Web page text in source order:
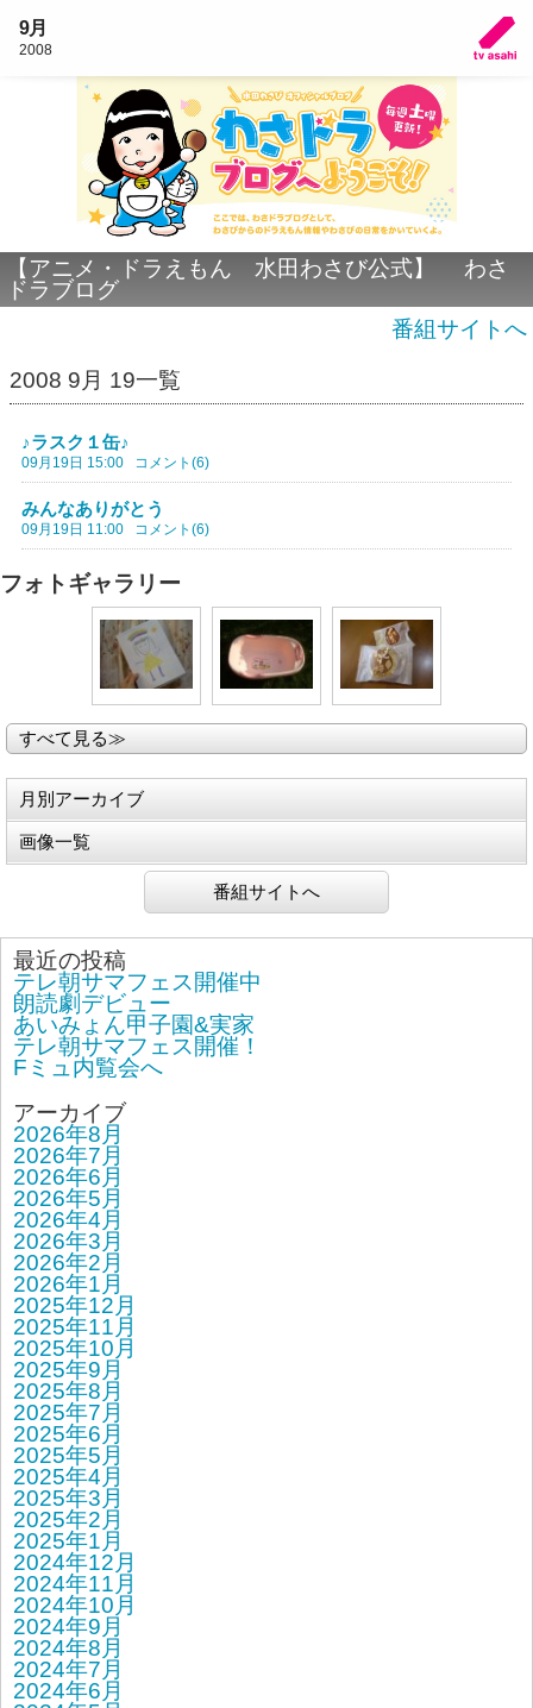
9月
2008
【アニメ・ドラえもん 水田わさび公式】 わさ
ドラブログ
番組サイトへ
2008 9月 19一覧
♪ラスク１缶♪
09月19日 15:00 コメント(6)
みんなありがとう
09月19日 11:00 コメント(6)
フォトギャラリー
すべて見る≫
月別アーカイブ
画像一覧
番組サイトへ
最近の投稿
テレ朝サマフェス開催中
朗読劇デビュー
あいみょん甲子園&実家
テレ朝サマフェス開催！
Fミュ内覧会へ
アーカイブ
2026年8月
2026年7月
2026年6月
2026年5月
2026年4月
2026年3月
2026年2月
2026年1月
2025年12月
2025年11月
2025年10月
2025年9月
2025年8月
2025年7月
2025年6月
2025年5月
2025年4月
2025年3月
2025年2月
2025年1月
2024年12月
2024年11月
2024年10月
2024年9月
2024年8月
2024年7月
2024年6月